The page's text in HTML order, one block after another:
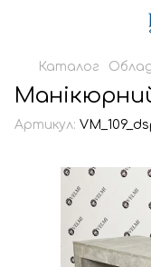
Каталог
Артикул: